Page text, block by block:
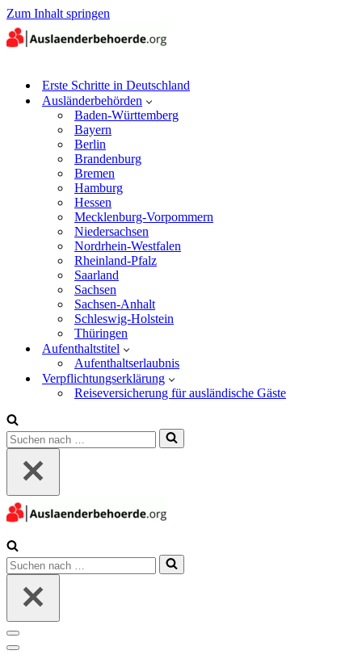
Zum Inhalt springen
Erste Schritte in Deutschland
Ausländerbehörden
Baden-Württemberg
Bayern
Berlin
Brandenburg
Bremen
Hamburg
Hessen
Mecklenburg-Vorpommern
Niedersachsen
Nordrhein-Westfalen
Rheinland-Pfalz
Saarland
Sachsen
Sachsen-Anhalt
Schleswig-Holstein
Thüringen
Aufenthaltstitel
Aufenthaltserlaubnis
Verpflichtungserklärung
Reiseversicherung für ausländische Gäste
Suchen
nach …
Suchen
nach …
Navigations-
Menü
Navigations-